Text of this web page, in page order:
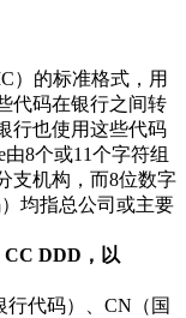
）的标准格式，用
代码在银行之间转
行也使用这些代码
8个或11个字符组
支机构，而8位数字
均指总公司或主要
DDD，以
行代码）、CN（国